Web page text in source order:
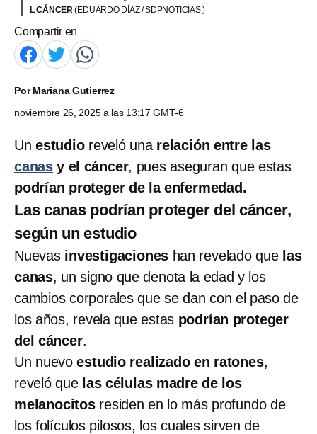
L CÁNCER(EDUARDO DÍAZ / SDPNOTICIAS )
Compartir en
PorMariana Gutierrez
noviembre 26, 2025 a las 13:17 GMT-6
Un estudioreveló una relación entre las
canas y el cáncer, pues aseguran que estas
podrían proteger de la enfermedad.
Las canas podrían proteger del cáncer,
según un estudio
Nuevas investigaciones han revelado que las
canas, un signo que denota la edad y los
cambios corporales que se dan con el paso de
los años, revela que estas podrían proteger
del cáncer.
Un nuevoestudio realizado en ratones,
reveló que las células madre de los
melanocitosresiden en lo más profundo de
los folículos pilosos, los cuales sirven de